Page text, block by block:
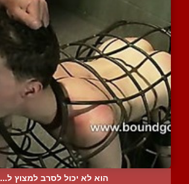
הוא לא יכול לסרב למצוץ ל...